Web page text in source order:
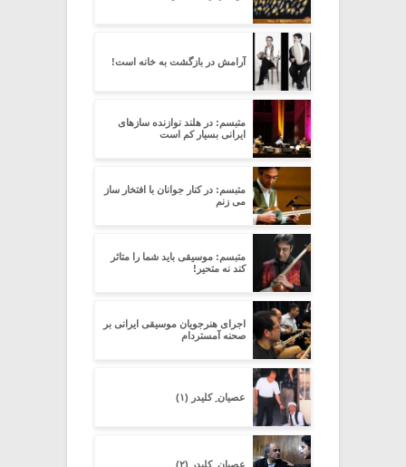
آرامش در بازگشت به خانه است!
متبسم: در هلند نوازنده سازهای
ایرانی بسیار کم است
متبسم: در کنار جوانان با افتخار ساز
می زنم
متبسم: موسیقی باید شما را متاثر
کند نه متحیر!
اجرای هنرجویان موسیقی ایرانی بر
صحنه آمستردام
عصیان ِ کلیدر (۱)
عصیان ِ کلیدر (۲)